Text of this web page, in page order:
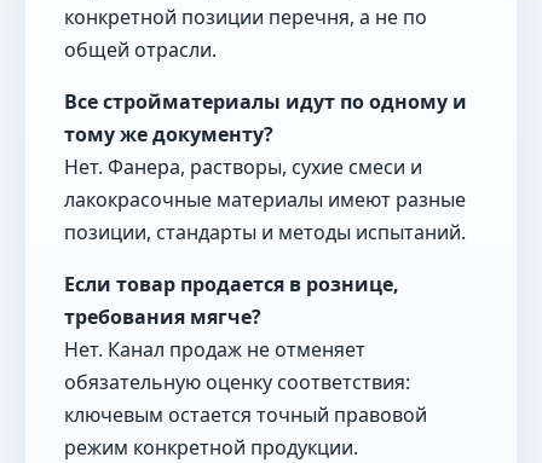
конкретной позиции перечня, а не по
общей отрасли.
Все стройматериалы идут по одному и
тому же документу?
Нет. Фанера, растворы, сухие смеси и
лакокрасочные материалы имеют разные
позиции, стандарты и методы испытаний.
Если товар продается в рознице,
требования мягче?
Нет. Канал продаж не отменяет
обязательную оценку соответствия:
ключевым остается точный правовой
режим конкретной продукции.